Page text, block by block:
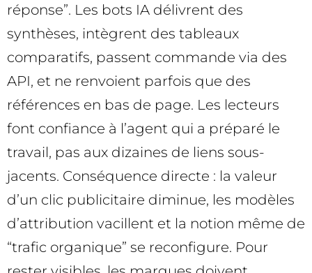
réponse”. Les bots IA délivrent des
synthèses, intègrent des tableaux
comparatifs, passent commande via des
API, et ne renvoient parfois que des
références en bas de page. Les lecteurs
font confiance à l’agent qui a préparé le
travail, pas aux dizaines de liens sous-
jacents. Conséquence directe : la valeur
d’un clic publicitaire diminue, les modèles
d’attribution vacillent et la notion même de
“trafic organique” se reconfigure. Pour